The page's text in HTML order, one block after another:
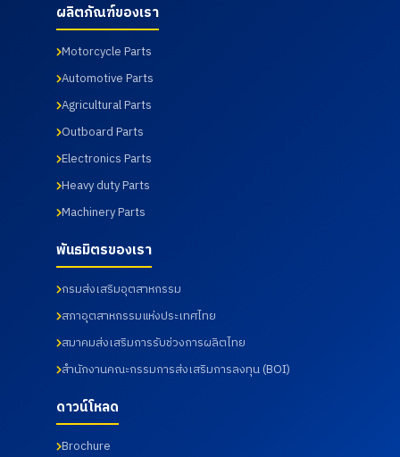
ผลิตภัณฑ์ของเรา
Motorcycle Parts
Automotive Parts
Agricultural Parts
Outboard Parts
Electronics Parts
Heavy duty Parts
Machinery Parts
พันธมิตรของเรา
กรมส่งเสริมอุตสาหกรรม
สภาอุตสาหกรรมแห่งประเทศไทย
สมาคมส่งเสริมการรับช่วงการผลิตไทย
สำนักงานคณะกรรมการส่งเสริมการลงทุน (BOI)
ดาวน์โหลด
Brochure